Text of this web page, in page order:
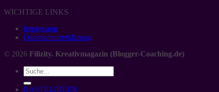
WICHTIGE LINKS
Impressum
Datenschutzerklärung
© 2026 Filizity. Kreativmagazin (Blogger-Coaching.de)
BASTELIDEEN